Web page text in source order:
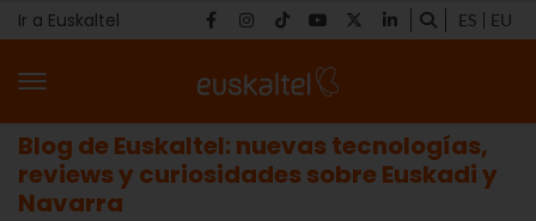
Ir a Euskaltel ES EU
Blog de Euskaltel: nuevas tecnologías,
reviews y curiosidades sobre Euskadi y
Navarra